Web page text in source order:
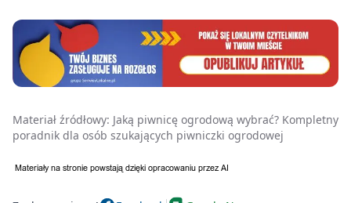
Materiał źródłowy: Jaką piwnicę ogrodową wybrać? Kompletny
poradnik dla osób szukających piwniczki ogrodowej